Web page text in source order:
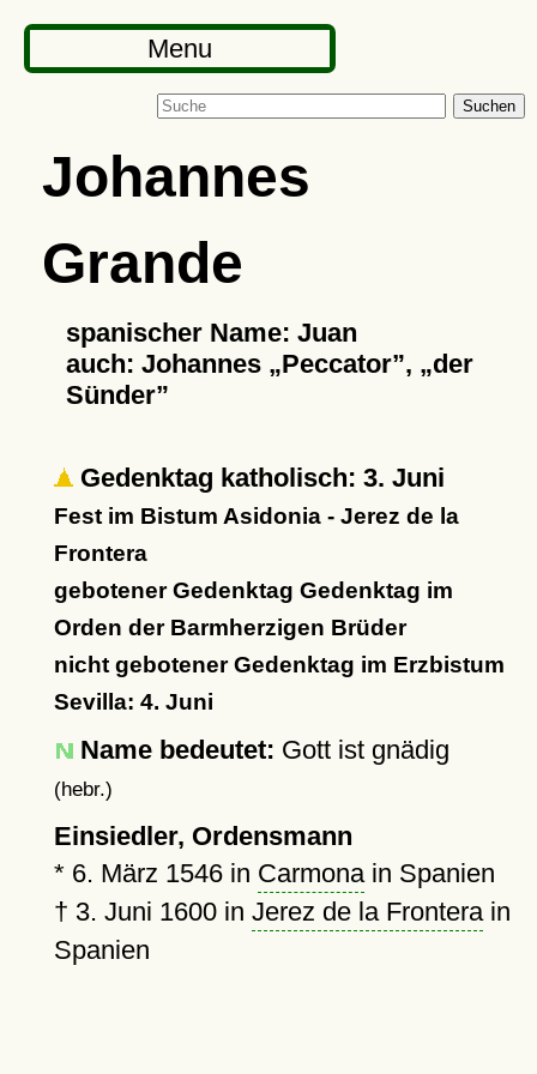
Menu
Suchen
Johannes
Grande
spanischer Name: Juan
auch: Johannes
Peccator ,
der
Sünder
Gedenktag katholisch: 3. Juni
Fest im Bistum Asidonia - Jerez de la
Frontera
gebotener Gedenktag Gedenktag im
Orden der Barmherzigen Brüder
nicht gebotener Gedenktag im Erzbistum
Sevilla: 4. Juni
Name bedeutet: Gott ist gnädig
(hebr.)
Einsiedler, Ordensmann
* 6. März 1546in Carmonain Spanien
† 3. Juni 1600in Jerez de la Fronterain
Spanien